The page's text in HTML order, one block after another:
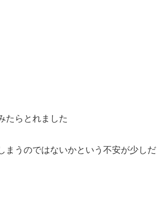
たらとれました
まうのではないかという不安が少しだ